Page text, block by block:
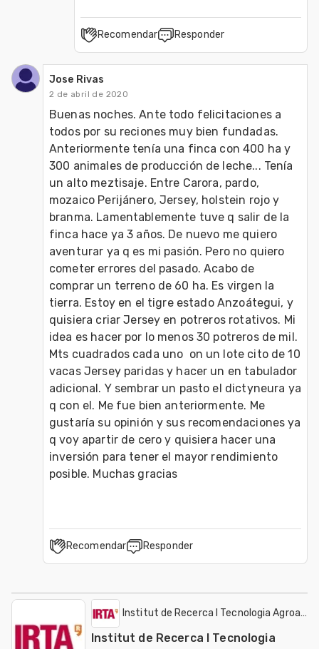
Recomendar Responder
Jose Rivas
2 de abril de 2020
Buenas noches. Ante todo felicitaciones a
todos por su reciones muy bien fundadas.
Anteriormente tenía una finca con 400 ha y
300 animales de producción de leche... Tenía
un alto meztisaje. Entre Carora, pardo,
mozaico Perijánero, Jersey, holstein rojo y
branma. Lamentablemente tuve q salir de la
finca hace ya 3 años. De nuevo me quiero
aventurar ya q es mi pasión. Pero no quiero
cometer errores del pasado. Acabo de
comprar un terreno de 60 ha. Es virgen la
tierra. Estoy en el tigre estado Anzoátegui, y
quisiera criar Jersey en potreros rotativos. Mi
idea es hacer por lo menos 30 potreros de mil.
Mts cuadrados cada uno  on un lote cito de 10
vacas Jersey paridas y hacer un en tabulador
adicional. Y sembrar un pasto el dictyneura ya
q con el. Me fue bien anteriormente. Me
gustaría su opinión y sus recomendaciones ya
q voy apartir de cero y quisiera hacer una
inversión para tener el mayor rendimiento
posible. Muchas gracias
Recomendar Responder
Institut de Recerca I Tecnologia
Institut de Recerca I Tecnologia